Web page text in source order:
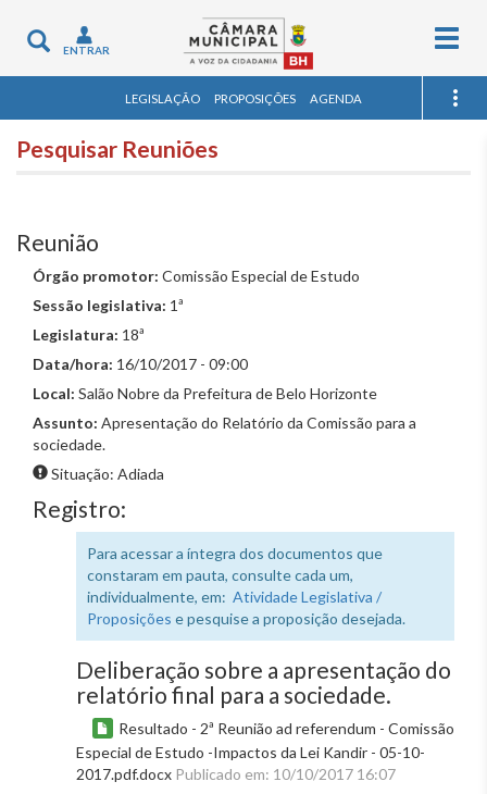
Toggle
navigation
ENTRAR
LEGISLAÇÃO PROPOSIÇÕES AGENDA
Pesquisar Reuniões
Reunião
Órgão promotor: Comissão Especial de Estudo
Sessão legislativa: 1ª
Legislatura: 18ª
Data/hora: 16/10/2017 - 09:00
Local: Salão Nobre da Prefeitura de Belo Horizonte
Assunto: Apresentação do Relatório da Comissão para a
sociedade.
Situação: Adiada
Registro:
Para acessar a íntegra dos documentos que
constaram em pauta, consulte cada um,
individualmente, em: Atividade Legislativa /
Proposições e pesquise a proposição desejada.
Deliberação sobre a apresentação do
relatório final para a sociedade.
Resultado - 2ª Reunião ad referendum - Comissão
Especial de Estudo -Impactos da Lei Kandir - 05-10-
2017.pdf.docx Publicado em: 10/10/2017 16:07